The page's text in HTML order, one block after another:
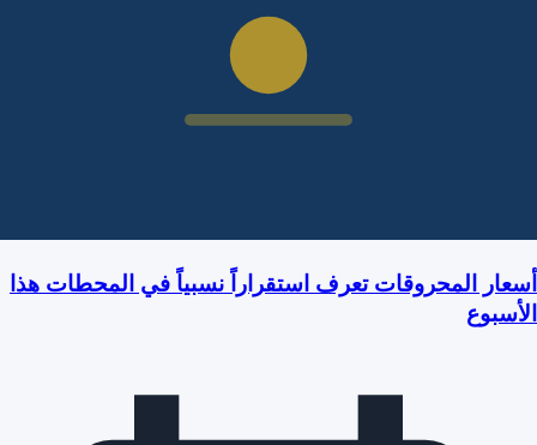
أسعار المحروقات تعرف استقراراً نسبياً في المحطات هذا
الأسبوع